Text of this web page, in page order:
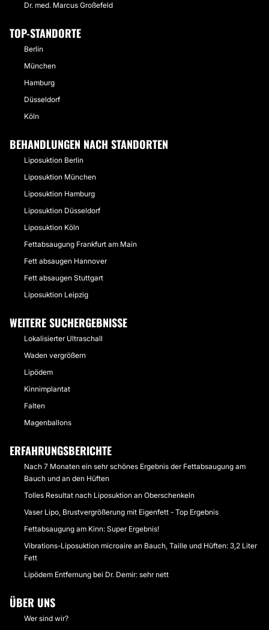
Dr. med. Marcus Großefeld
TOP-STANDORTE
Berlin
München
Hamburg
Düsseldorf
Köln
BEHANDLUNGEN NACH STANDORTEN
Liposuktion Berlin
Liposuktion München
Liposuktion Hamburg
Liposuktion Düsseldorf
Liposuktion Köln
Fettabsaugung Frankfurt am Main
Fett absaugen Hannover
Fett absaugen Stuttgart
Liposuktion Leipzig
WEITERE SUCHERGEBNISSE
Lokalisierter Ultraschall
Waden vergrößern
Lipödem
Kinnimplantat
Falten
Magenballons
ERFAHRUNGSBERICHTE
Nach 7 Monaten ein sehr schönes Ergebnis der Fettabsaugung am
Bauch und an den Hüften
Tolles Resultat nach Liposuktion an Oberschenkeln
Vaser Lipo, Brustvergrößerung mit Eigenfett - Top Ergebnis
Fettabsaugung am Kinn: Super Ergebnis!
Vibrations-Liposuktion microaire an Bauch, Taille und Hüften: 3,2 Liter
Fett
Lipödem Entfernung bei Dr. Demir: sehr nett
ÜBER UNS
Wer sind wir?